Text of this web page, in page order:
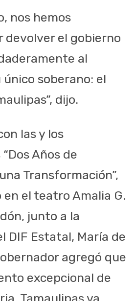
nos hemos
devolver el gobierno
al
soberano: el
dijo.
las y los
Años de
Transformación”,
el teatro Amalia G.
junto a la
DIF Estatal, María de
agregó que
excepcional de